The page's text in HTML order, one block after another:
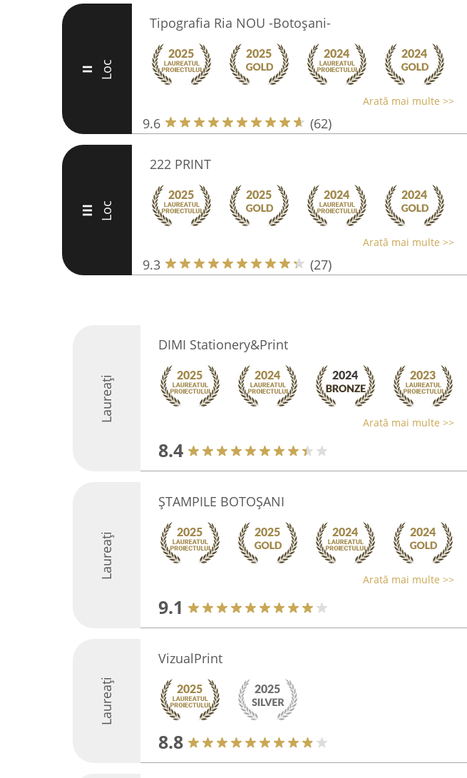
II Loc
Tipografia Ria NOU -Botoșani-
Arată mai multe >>
9.6 (62)
III Loc
222 PRINT
Arată mai multe >>
9.3 (27)
Laureați
DIMI Stationery&Print
Arată mai multe >>
8.4
Laureați
ŞTAMPILE BOTOŞANI
Arată mai multe >>
9.1
Laureați
VizualPrint
8.8